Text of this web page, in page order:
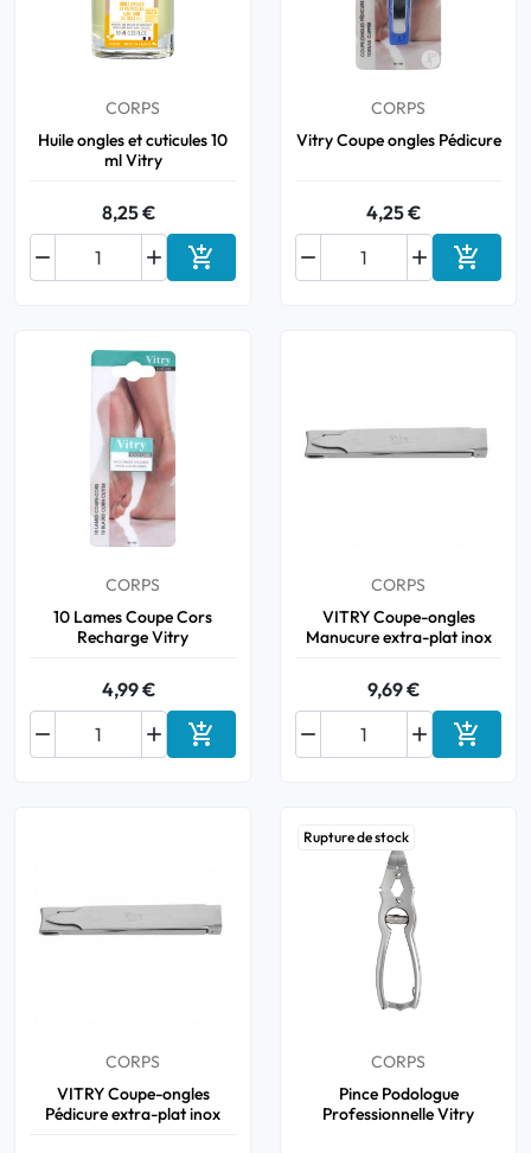
CORPS
Huile ongles et cuticules 10
ml Vitry
8,25 €

 Ajouter au panier
CORPS
Vitry Coupe ongles Pédicure
4,25 €

 
CORPS
10 Lames Coupe Cors
Recharge Vitry
4,99 €

 Ajouter au panier
CORPS
VITRY Coupe-ongles
Manucure extra-plat inox
9,69 €

 
CORPS
VITRY Coupe-ongles
Pédicure extra-plat inox
Rupture de stock
CORPS
Pince Podologue
Professionnelle Vitry